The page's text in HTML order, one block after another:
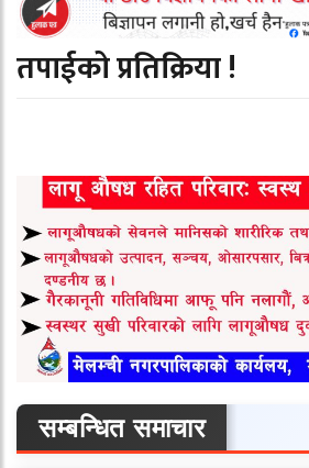
तपाईको प्रतिक्रिया !
सम्बन्धित समाचार